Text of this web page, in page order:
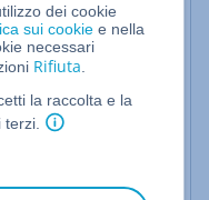
mail sono state
modo improprio
dei cookie
sui cookie e nella
necessari
Rifiuta
la raccolta e la